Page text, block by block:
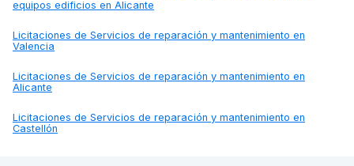
equipos edificios en Alicante
Licitaciones de Servicios de reparación y mantenimiento en
Valencia
Licitaciones de Servicios de reparación y mantenimiento en
Alicante
Licitaciones de Servicios de reparación y mantenimiento en
Castellón